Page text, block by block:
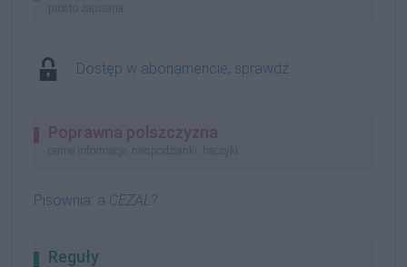
prosto zapisana
Dostęp w abonamencie, sprawdź
Poprawna polszczyzna
cenne informacje, niespodzianki, haczyki
Pisownia: a CEZAL?
Reguły